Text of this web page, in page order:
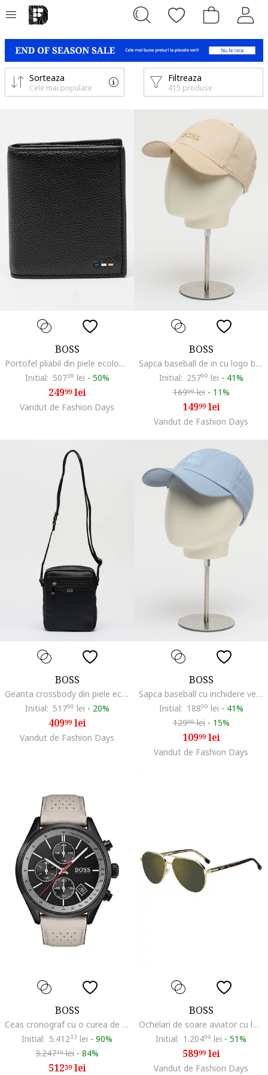
Filtreaza
415 produse
Sorteaza
Cele mai populare
BOSS
Portofel pliabil din piele ecologica Ray, Negru
Initial: 50738 lei - 50%
24999lei
Vandut de Fashion Days
BOSS
Sapca baseball de in cu logo brodat Zen, Crem
Initial: 25799 lei - 41%
16999lei - 11%
14999lei
Vandut de Fashion Days
BOSS
Geanta crossbody din piele ecologica Lewys, Negru
Initial: 51799 lei - 20%
40999lei
Vandut de Fashion Days
BOSS
Sapca baseball cu inchidere velcro Darrel, Albastru pastel
Initial: 18899 lei - 41%
12999lei - 15%
10999lei
Vandut de Fashion Days
BOSS
Ceas cronograf cu o curea de piele, Maro taupe deschis/Negru/Alb
Initial: 5.41233 lei - 90%
3.24719lei - 84%
51239lei
BOSS
Ochelari de soare aviator cu lentile uni, Auriu/Maro inchis/Portocaliu
Initial: 1.20499 lei - 51%
58999lei
Vandut de Fashion Days